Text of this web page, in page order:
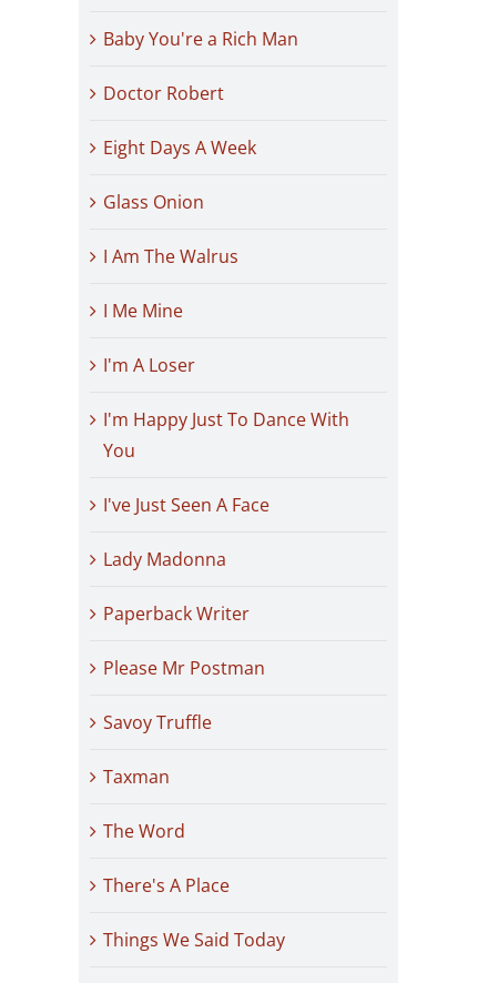
Baby You're a Rich Man
Doctor Robert
Eight Days A Week
Glass Onion
I Am The Walrus
I Me Mine
I'm A Loser
I'm Happy Just To Dance With
You
I've Just Seen A Face
Lady Madonna
Paperback Writer
Please Mr Postman
Savoy Truffle
Taxman
The Word
There's A Place
Things We Said Today